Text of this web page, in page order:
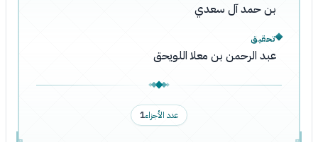
بن حمد آل سعدي
تحقيق
عبد الرحمن بن معلا اللويحق
عدد الأجزاء1